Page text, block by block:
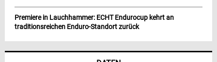
Premiere in Lauchhammer: ECHT Endurocup kehrt an
traditionsreichen Enduro-Standort zurück